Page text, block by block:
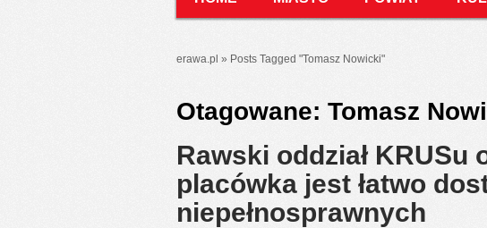
erawa.pl » Posts Tagged "Tomasz Nowicki"
Otagowane: Tomasz
Rawski oddział
placówka jest łatwo
niepełnosprawnych